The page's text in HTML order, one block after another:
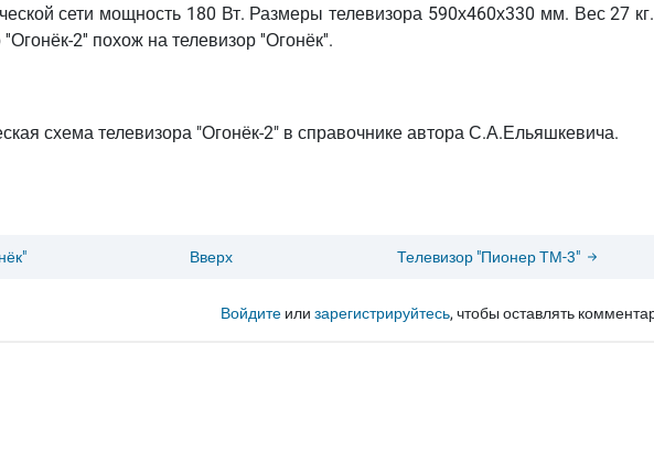
сети мощность 180 Вт. Размеры телевизора 590х460х330 мм. Вес 27
2'' похож на телевизор ''Огонёк''.
схема телевизора "Огонёк-2" в справочнике автора С.А.Ельяшкевича.
Вверх Телевизор "Пионер ТМ-3"
Войдитеили зарегистрируйтесь, чтобы оставлять